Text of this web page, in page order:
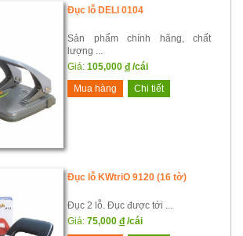
Đục lỗ DELI 0104
Sản phẩm chính hãng, chất
lượng ...
Giá: 105,000 đ /cái
Mua hàng
Chi tiết
Đục lỗ KWtriO 9120 (16 tờ)
Đục 2 lỗ. Đục được tới ...
Giá: 75,000 đ /cái